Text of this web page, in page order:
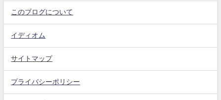
このブログについて
イディオム
サイトマップ
プライバシーポリシー